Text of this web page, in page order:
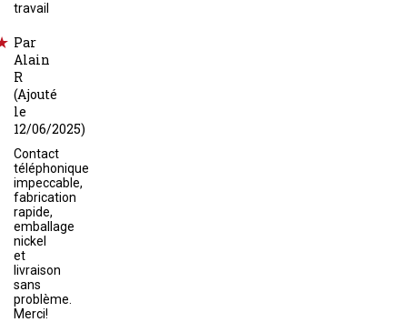
travail
Par
Alain
R
(Ajouté
le
12/06/2025)
Contact
téléphonique
impeccable,
fabrication
rapide,
emballage
nickel
et
livraison
sans
problème.
Merci!